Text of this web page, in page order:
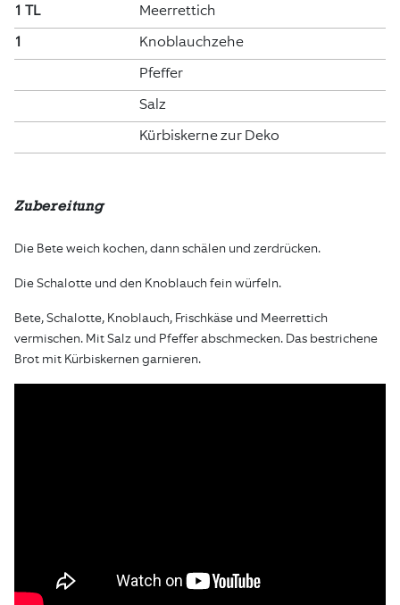
1 TL
Meerrettich
1
Knoblauchzehe
Pfeffer
Salz
Kürbiskerne zur Deko
Zubereitung
Die Bete weich kochen, dann schälen und zerdrücken.
Die Schalotte und den Knoblauch fein würfeln.
Bete, Schalotte, Knoblauch, Frischkäse und Meerrettich
vermischen. Mit Salz und Pfeffer abschmecken. Das bestrichene
Brot mit Kürbiskernen garnieren.